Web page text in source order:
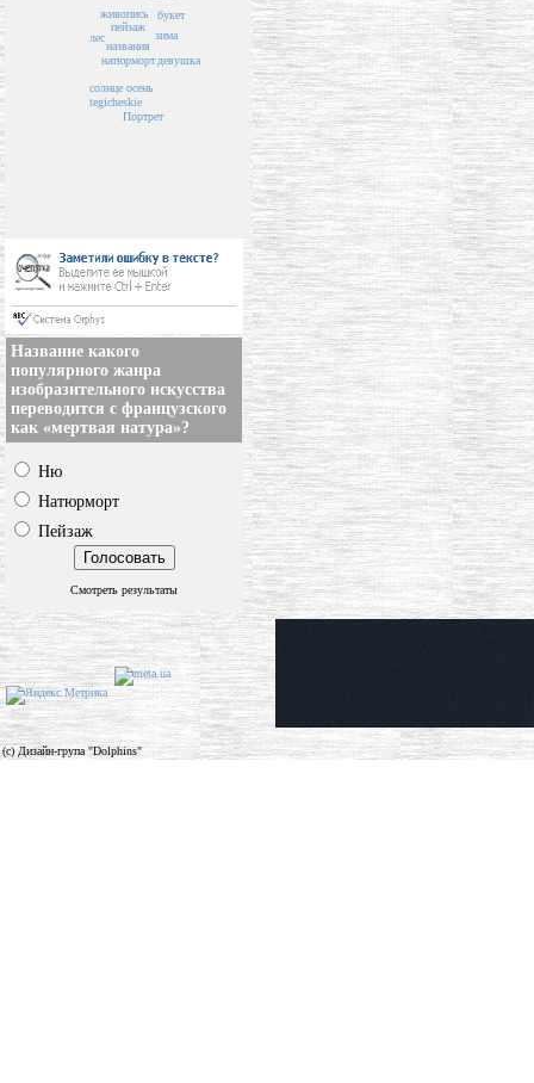
пейзаж
названия
живопись
натюрморт
солнце
лес зима
осень
букет
tegicheskie
Портрет
девушка
Название какого
популярного жанра
изобразительного искусства
переводится с французского
как «мертвая натура»?
Ню
Натюрморт
Пейзаж
Смотреть результаты
(c) Дизайн-група "Dolphins"